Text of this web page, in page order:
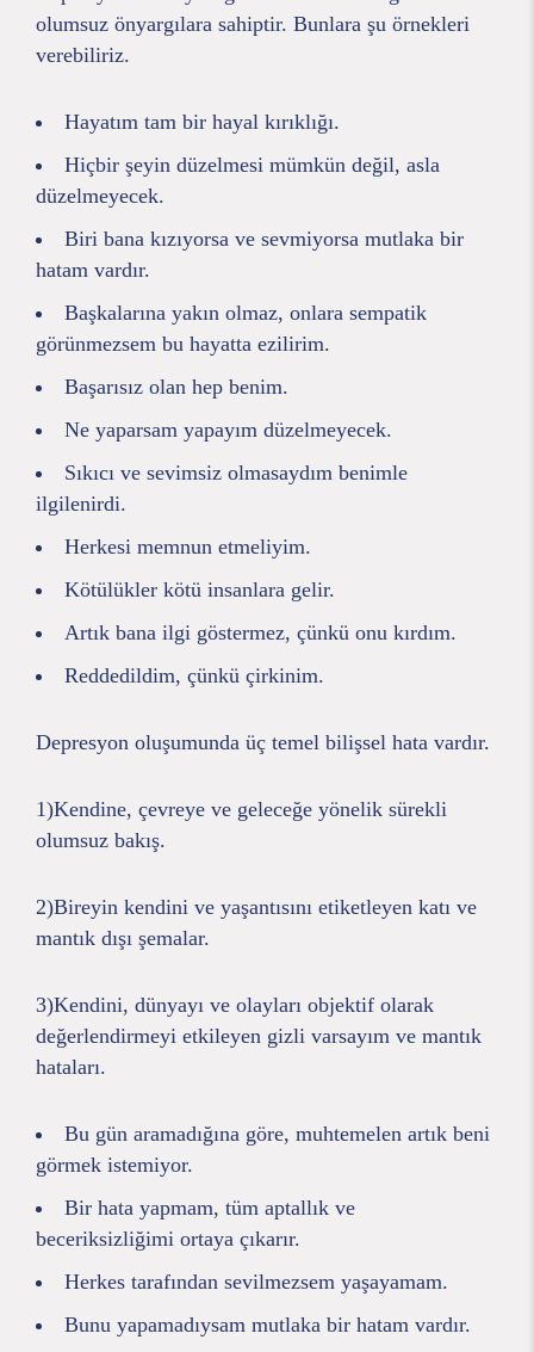
olumsuz önyargılara sahiptir. Bunlara şu örnekleri
verebiliriz.
Hayatım tam bir hayal kırıklığı.
Hiçbir şeyin düzelmesi mümkün değil, asla
düzelmeyecek.
Biri bana kızıyorsa ve sevmiyorsa mutlaka bir
hatam vardır.
Başkalarına yakın olmaz, onlara sempatik
görünmezsem bu hayatta ezilirim.
Başarısız olan hep benim.
Ne yaparsam yapayım düzelmeyecek.
Sıkıcı ve sevimsiz olmasaydım benimle
ilgilenirdi.
Herkesi memnun etmeliyim.
Kötülükler kötü insanlara gelir.
Artık bana ilgi göstermez, çünkü onu kırdım.
Reddedildim, çünkü çirkinim.
Depresyon oluşumunda üç temel bilişsel hata vardır.
1)Kendine, çevreye ve geleceğe yönelik sürekli
olumsuz bakış.
2)Bireyin kendini ve yaşantısını etiketleyen katı ve
mantık dışı şemalar.
3)Kendini, dünyayı ve olayları objektif olarak
değerlendirmeyi etkileyen gizli varsayım ve mantık
hataları.
Bu gün aramadığına göre, muhtemelen artık beni
görmek istemiyor.
Bir hata yapmam, tüm aptallık ve
beceriksizliğimi ortaya çıkarır.
Herkes tarafından sevilmezsem yaşayamam.
Bunu yapamadıysam mutlaka bir hatam vardır.